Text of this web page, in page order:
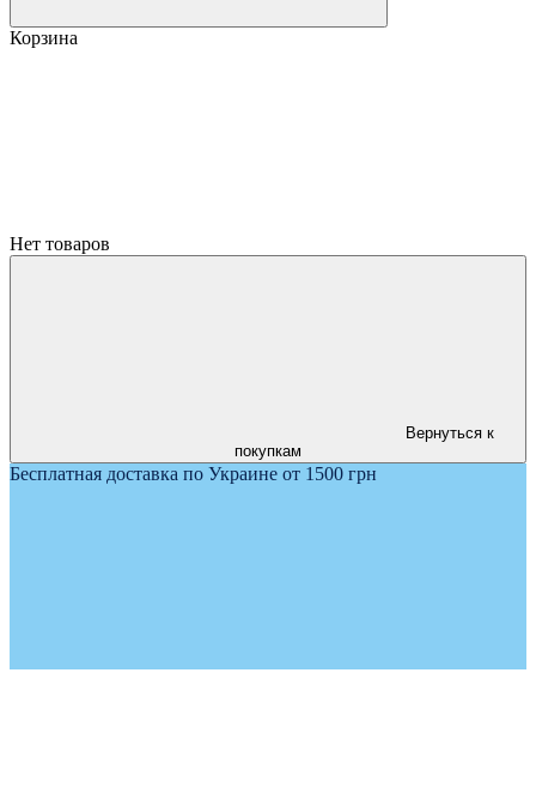
Корзина
Нет товаров
Вернуться к
покупкам
Бесплатная доставка по Украине от 1500 грн